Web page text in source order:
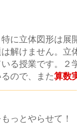
に立体図形は展
解けません。立
る授業です。２
ので、また算数
っとやらせて！